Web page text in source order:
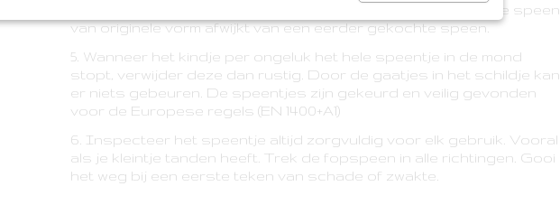
wanneer er op gezogen wordt. Daarom is het mogelijk dat de speen
van originele vorm afwijkt van een eerder gekochte speen.
5. Wanneer het kindje per ongeluk het hele speentje in de mond
stopt, verwijder deze dan rustig. Door de gaatjes in het schildje kan
er niets gebeuren. De speentjes zijn gekeurd en veilig gevonden
voor de Europese regels (EN 1400+A1)
6. Inspecteer het speentje altijd zorgvuldig voor elk gebruik. Vooral
als je kleintje tanden heeft. Trek de fopspeen in alle richtingen. Gooi
het weg bij een eerste teken van schade of zwakte.